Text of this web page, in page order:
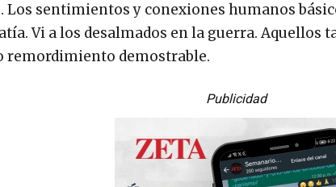
sentimientos y conexiones humanos
Vi a los desalmados en la guerra.
demostrable.
Publicidad